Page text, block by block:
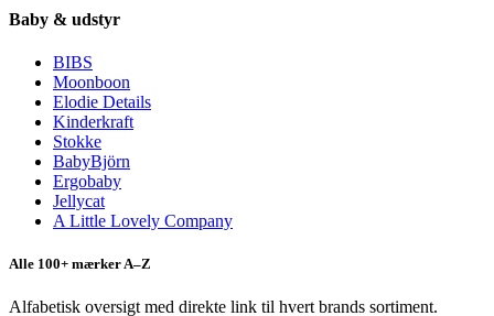
Baby & udstyr
BIBS
Moonboon
Elodie Details
Kinderkraft
Stokke
BabyBjörn
Ergobaby
Jellycat
A Little Lovely Company
Alle 100+ mærker A–Z
Alfabetisk oversigt med direkte link til hvert brands sortiment.